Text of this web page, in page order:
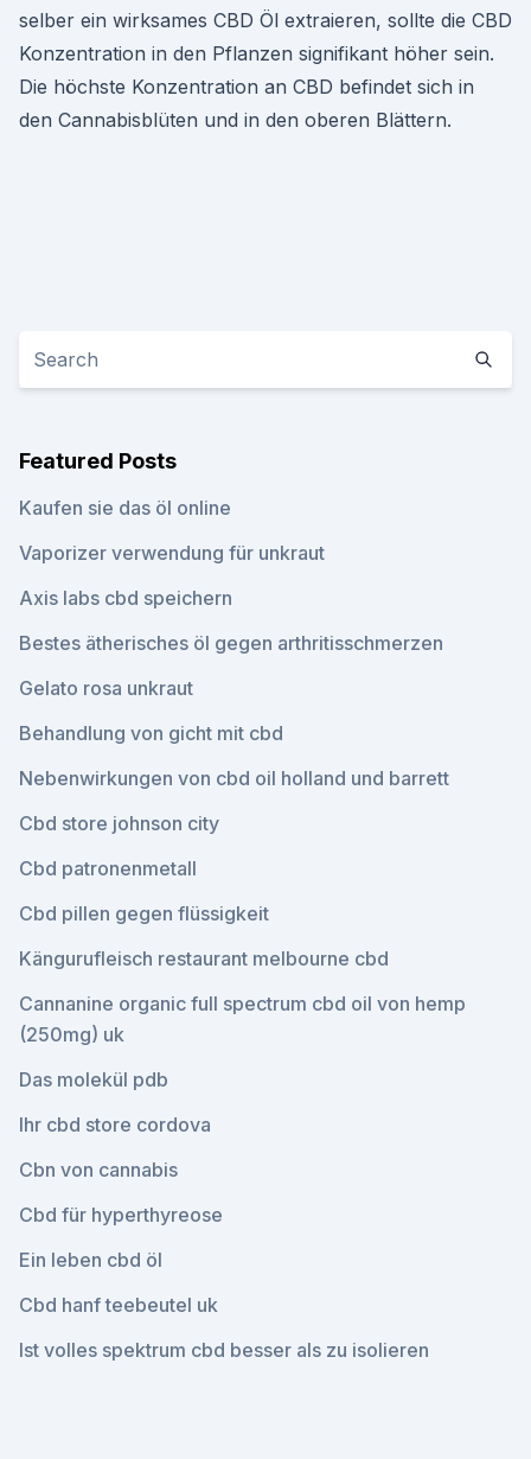
selber ein wirksames CBD Öl extraieren, sollte die CBD
Konzentration in den Pflanzen signifikant höher sein.
Die höchste Konzentration an CBD befindet sich in
den Cannabisblüten und in den oberen Blättern.
Featured Posts
Kaufen sie das öl online
Vaporizer verwendung für unkraut
Axis labs cbd speichern
Bestes ätherisches öl gegen arthritisschmerzen
Gelato rosa unkraut
Behandlung von gicht mit cbd
Nebenwirkungen von cbd oil holland und barrett
Cbd store johnson city
Cbd patronenmetall
Cbd pillen gegen flüssigkeit
Kängurufleisch restaurant melbourne cbd
Cannanine organic full spectrum cbd oil von hemp
(250mg) uk
Das molekül pdb
Ihr cbd store cordova
Cbn von cannabis
Cbd für hyperthyreose
Ein leben cbd öl
Cbd hanf teebeutel uk
Ist volles spektrum cbd besser als zu isolieren